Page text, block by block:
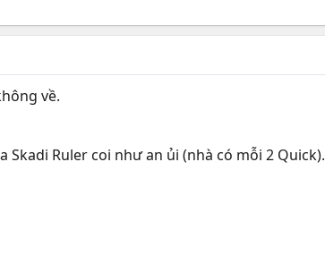
về.
Ruler coi như an ủi (nhà có mỗi 2 Quick).